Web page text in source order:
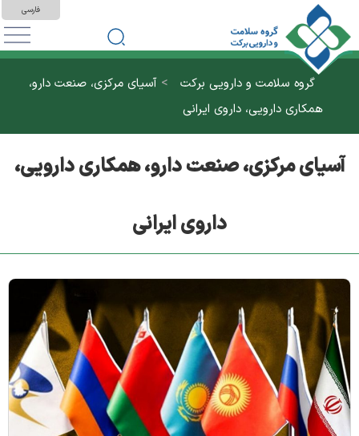
فارسی
گروه سلامت و دارویی برکت > آسیای مرکزی، صنعت دارو،
همکاری دارویی، داروی ایرانی
آسیای مرکزی، صنعت دارو، همکاری دارویی،
داروی ایرانی